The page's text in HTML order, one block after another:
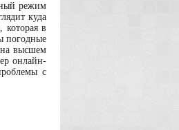
режим
куда
которая в
погодные
на высшем
онлайн-
с